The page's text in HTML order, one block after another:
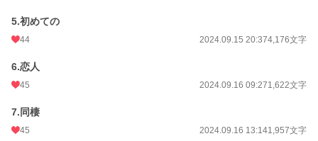
初回完結日時
累計ポイント
5.初めての
44 2024.09.15 20:374,176文字
6.恋人
45 2024.09.16 09:271,622文字
7.同棲
45 2024.09.16 13:141,957文字